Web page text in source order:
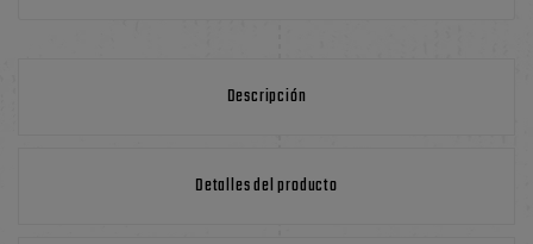
Descripción
Detalles del producto